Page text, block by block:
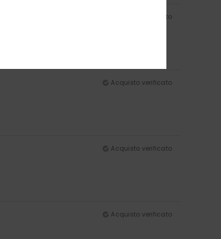
Acquisto verificato
Acquisto verificato
Acquisto verificato
Acquisto verificato